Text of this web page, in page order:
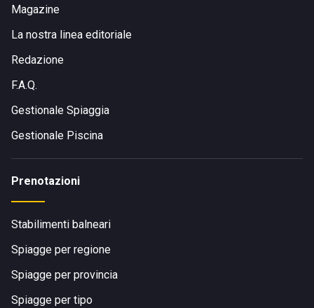
Magazine
La nostra linea editoriale
Redazione
F.A.Q.
Gestionale Spiaggia
Gestionale Piscina
Prenotazioni
Stabilimenti balneari
Spiagge per regione
Spiagge per provincia
Spiagge per tipo